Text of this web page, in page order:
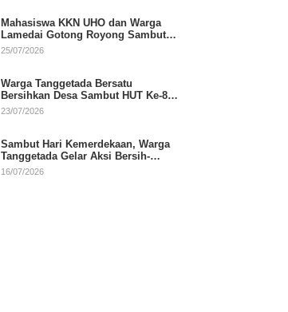
Mahasiswa KKN UHO dan Warga
Lamedai Gotong Royong Sambut
HUT Ke-81 RI
25/07/2026
Warga Tanggetada Bersatu
Bersihkan Desa Sambut HUT Ke-81
RI
23/07/2026
Sambut Hari Kemerdekaan, Warga
Tanggetada Gelar Aksi Bersih-
Bersih Desa
16/07/2026